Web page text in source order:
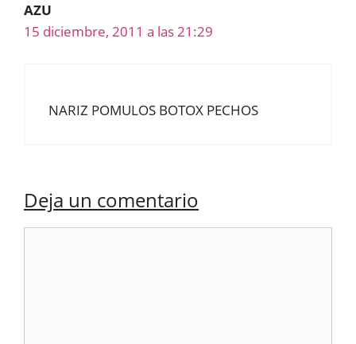
AZU
15 diciembre, 2011 a las 21:29
NARIZ POMULOS BOTOX PECHOS
Deja un comentario